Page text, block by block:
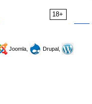
18+
Joomla,
Drupal,